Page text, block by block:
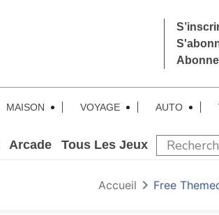
MAISON VOYAGE AUTO
Arcade Tous Les Jeux
Accueil Free